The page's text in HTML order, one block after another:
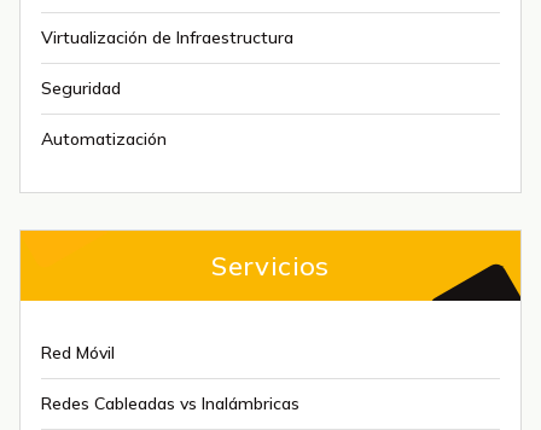
Virtualización de Infraestructura
Seguridad
Automatización
Servicios
Red Móvil
Redes Cableadas vs Inalámbricas